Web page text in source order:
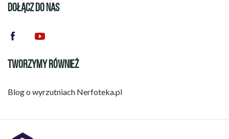
DOŁĄCZ DO NAS
TWORZYMY RÓWNIEŻ
Blog o wyrzutniach Nerfoteka.pl